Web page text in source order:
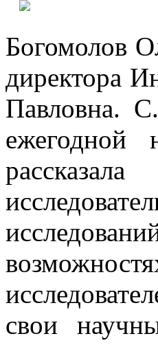
Богомолов
директора
Павловна.
ежегодной
свои